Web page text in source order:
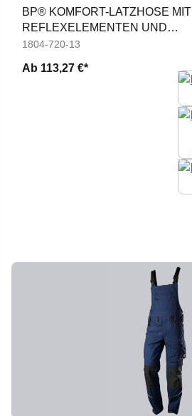
BP® KOMFORT-LATZHOSE MIT
REFLEXELEMENTEN UND
KNIEPOLSTERTASCHEN
1804-720-13
Ab 113,27 €*